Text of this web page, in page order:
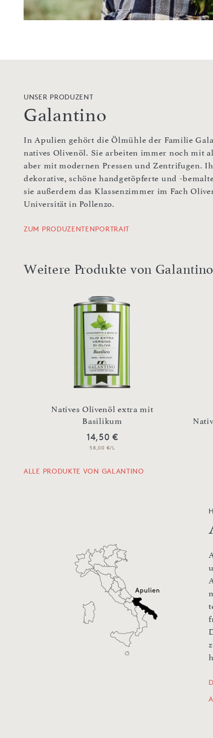
UNSER PRODUZENT
Galantino
In Apulien gehört die Ölmühle der Familie
natives Olivenöl. Sie arbeiten immer noch mit
aber mit modernen Pressen und Zentrifugen.
dekorative, schöne handgetöpferte und -
sie außerdem das Klassenzimmer im Fach
Universität in Pollenzo.
ZUM PRODUZENTENPORTRAIT
Weitere Produkte von Galantino
Natives Olivenöl extra mit
Basilikum
14,50 €
58,00 €/L
ALLE PRODUKTE VON GALANTINO